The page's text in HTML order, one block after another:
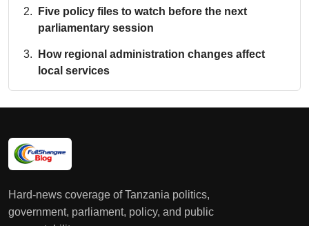
Five policy files to watch before the next
parliamentary session
How regional administration changes affect
local services
Hard-news coverage of Tanzania politics,
government, parliament, policy, and public